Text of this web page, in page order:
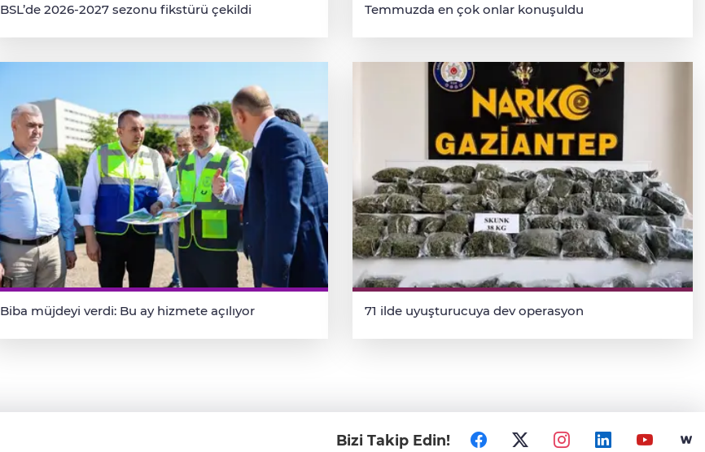
BSL’de 2026-2027 sezonu fikstürü çekildi Temmuzda en çok onlar konuşuldu
Biba müjdeyi verdi: Bu ay hizmete açılıyor 71 ilde uyuşturucuya dev operasyon
Bizi Takip Edin!